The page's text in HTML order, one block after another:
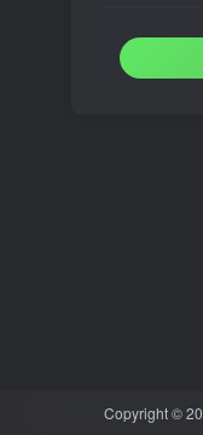
Copyright ©